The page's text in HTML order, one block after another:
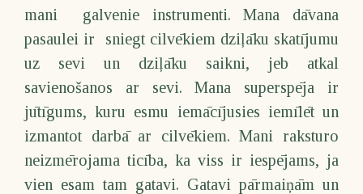
mani galvenie instrumenti. Mana dāvana
pasaulei ir sniegt cilvēkiem dziļāku skatījumu
uz sevi un dziļāku saikni, jeb atkal
savienošanos ar sevi. Mana superspēja ir
jūtīgums, kuru esmu iemācījusies iemīlēt un
izmantot darbā ar cilvēkiem. Mani raksturo
neizmērojama ticība, ka viss ir iespējams, ja
vien esam tam gatavi. Gatavi pārmaiņām un